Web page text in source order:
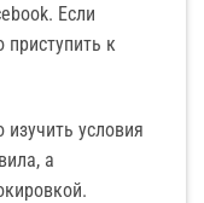
Если
к
изучить условия
а